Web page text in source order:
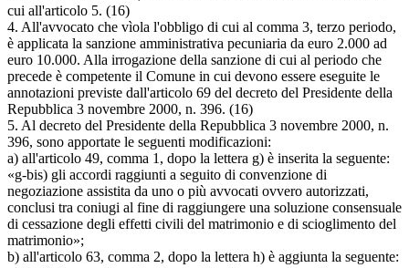
cui all'articolo 5. (16)
4. All'avvocato che vìola l'obbligo di cui al comma 3, terzo periodo,
è applicata la sanzione amministrativa pecuniaria da euro 2.000 ad
euro 10.000. Alla irrogazione della sanzione di cui al periodo che
precede è competente il Comune in cui devono essere eseguite le
annotazioni previste dall'articolo 69 del decreto del Presidente della
Repubblica 3 novembre 2000, n. 396. (16)
5. Al decreto del Presidente della Repubblica 3 novembre 2000, n.
396, sono apportate le seguenti modificazioni:
a) all'articolo 49, comma 1, dopo la lettera g) è inserita la seguente:
«g-bis) gli accordi raggiunti a seguito di convenzione di
negoziazione assistita da uno o più avvocati ovvero autorizzati,
conclusi tra coniugi al fine di raggiungere una soluzione consensuale
di cessazione degli effetti civili del matrimonio e di scioglimento del
matrimonio»;
b) all'articolo 63, comma 2, dopo la lettera h) è aggiunta la seguente: